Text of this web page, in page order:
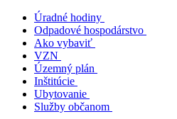
Úradné hodiny
Odpadové hospodárstvo
Ako vybaviť
VZN
Územný plán
Inštitúcie
Ubytovanie
Služby občanom